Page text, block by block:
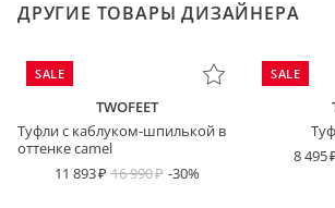
ДРУГИЕ ТОВАРЫ ДИЗАЙНЕРА
SALE
TWOFEET
Туфли с каблуком-шпилькой в
оттенке camel
11 893
16 990 -30%
SALE
8 495